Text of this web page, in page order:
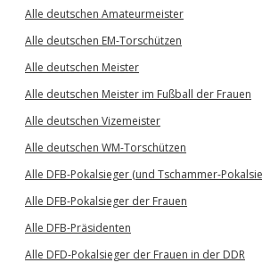
Alle deutschen Amateurmeister
Alle deutschen EM-Torschützen
Alle deutschen Meister
Alle deutschen Meister im Fußball der Frauen
Alle deutschen Vizemeister
Alle deutschen WM-Torschützen
Alle DFB-Pokalsieger (und Tschammer-
Alle DFB-Pokalsieger der Frauen
Alle DFB-Präsidenten
Alle DFD-Pokalsieger der Frauen in der DDR